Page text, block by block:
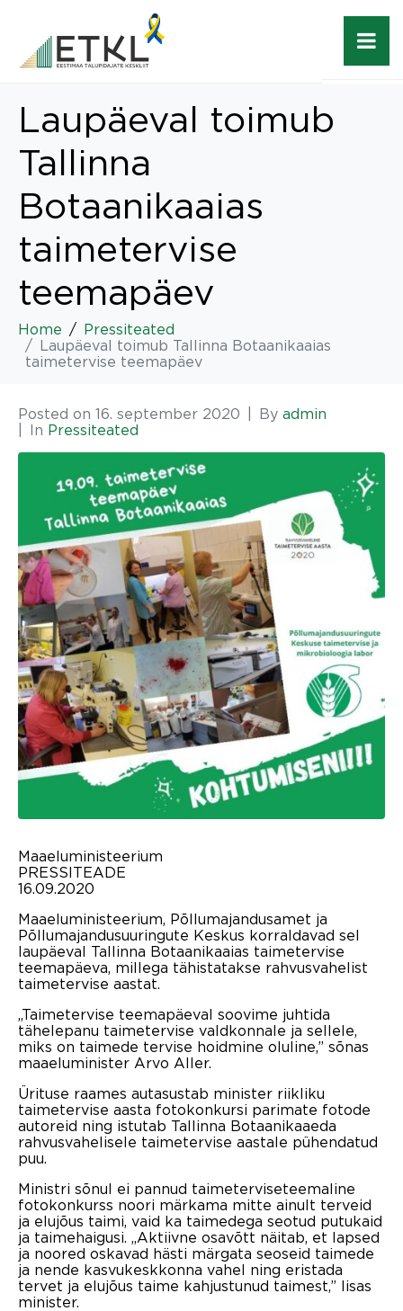
Laupäeval toimub
Tallinna
Botaanikaaias
taimetervise
teemapäev
Home
Pressiteated
Laupäeval toimub Tallinna Botaanikaaias
taimetervise teemapäev
Posted on 16. september 2020 By admin
In Pressiteated
Maaeluministeerium
PRESSITEADE
16.09.2020
Maaeluministeerium, Põllumajandusamet ja
Põllumajandusuuringute Keskus korraldavad sel
laupäeval Tallinna Botaanikaaias taimetervise
teemapäeva, millega tähistatakse rahvusvahelist
taimetervise aastat.
„Taimetervise teemapäeval soovime juhtida
tähelepanu taimetervise valdkonnale ja sellele,
miks on taimede tervise hoidmine oluline,” sõnas
maaeluminister Arvo Aller.
Ürituse raames autasustab minister riikliku
taimetervise aasta fotokonkursi parimate fotode
autoreid ning istutab Tallinna Botaanikaaeda
rahvusvahelisele taimetervise aastale pühendatud
puu.
Ministri sõnul ei pannud taimeterviseteemaline
fotokonkurss noori märkama mitte ainult terveid
ja elujõus taimi, vaid ka taimedega seotud putukaid
ja taimehaigusi. „Aktiivne osavõtt näitab, et lapsed
ja noored oskavad hästi märgata seoseid taimede
ja nende kasvukeskkonna vahel ning eristada
tervet ja elujõus taime kahjustunud taimest,” lisas
minister.